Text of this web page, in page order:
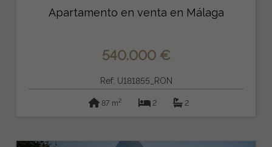
Apartamento en venta en Málaga
540.000 €
Ref: U181855_RON
87 m2 2 2